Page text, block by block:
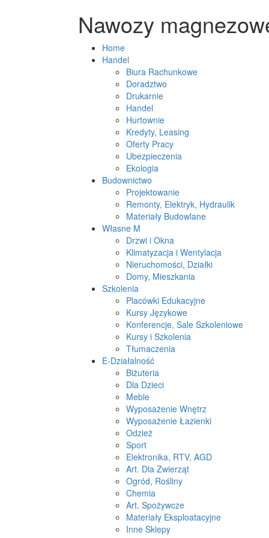
Nawozy
Home
Handel
Biura Rachunkowe
Doradztwo
Drukarnie
Handel
Hurtownie
Kredyty, Leasing
Oferty Pracy
Ubezpieczenia
Ekologia
Budownictwo
Projektowanie
Remonty, Elektryk, Hydraulik
Materiały Budowlane
Własne M
Drzwi i Okna
Klimatyzacja i Wentylacja
Nieruchomości, Działki
Domy, Mieszkania
Szkolenia
Placówki Edukacyjne
Kursy Językowe
Konferencje, Sale Szkoleniowe
Kursy i Szkolenia
Tłumaczenia
E-Działalność
Biżuteria
Dla Dzieci
Meble
Wyposażenie Wnętrz
Wyposażenie Łazienki
Odzież
Sport
Elektronika, RTV, AGD
Art. Dla Zwierząt
Ogród, Rośliny
Chemia
Art. Spożywcze
Materiały Eksploatacyjne
Inne Sklepy